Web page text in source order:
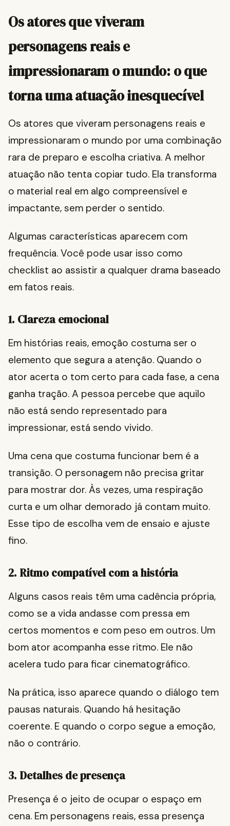
Os atores que viveram
personagens reais e
impressionaram o mundo: o que
torna uma atuação inesquecível
Os atores que viveram personagens reais e
impressionaram o mundo por uma combinação
rara de preparo e escolha criativa. A melhor
atuação não tenta copiar tudo. Ela transforma
o material real em algo compreensível e
impactante, sem perder o sentido.
Algumas características aparecem com
frequência. Você pode usar isso como
checklist ao assistir a qualquer drama baseado
em fatos reais.
1. Clareza emocional
Em histórias reais, emoção costuma ser o
elemento que segura a atenção. Quando o
ator acerta o tom certo para cada fase, a cena
ganha tração. A pessoa percebe que aquilo
não está sendo representado para
impressionar, está sendo vivido.
Uma cena que costuma funcionar bem é a
transição. O personagem não precisa gritar
para mostrar dor. Às vezes, uma respiração
curta e um olhar demorado já contam muito.
Esse tipo de escolha vem de ensaio e ajuste
fino.
2. Ritmo compatível com a história
Alguns casos reais têm uma cadência própria,
como se a vida andasse com pressa em
certos momentos e com peso em outros. Um
bom ator acompanha esse ritmo. Ele não
acelera tudo para ficar cinematográfico.
Na prática, isso aparece quando o diálogo tem
pausas naturais. Quando há hesitação
coerente. E quando o corpo segue a emoção,
não o contrário.
3. Detalhes de presença
Presença é o jeito de ocupar o espaço em
cena. Em personagens reais, essa presença